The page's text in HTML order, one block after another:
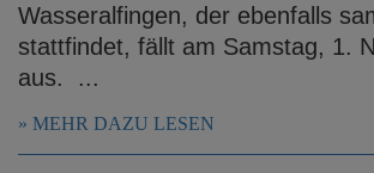
Wasseralfingen, der ebenfalls
stattfindet, fällt am Samstag, 1.
aus. ...
MEHR DAZU LESEN